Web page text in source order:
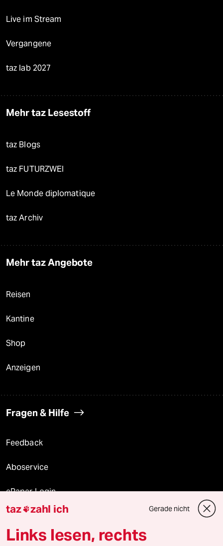
Live im Stream
Vergangene
taz lab 2027
Mehr taz Lesestoff
taz Blogs
taz FUTURZWEI
Le Monde diplomatique
taz Archiv
Mehr taz Angebote
Reisen
Kantine
Shop
Anzeigen
Fragen & Hilfe
Feedback
Aboservice
ePaper Login
Downloads für Abonnierende
taz zahl ich Gerade nicht
Links lesen, rechts